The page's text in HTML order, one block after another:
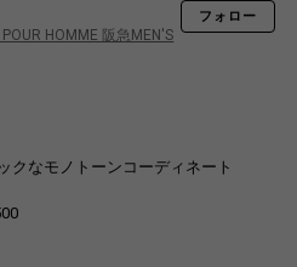
HOMME 阪急MEN'S
フォロー
クなモノトーンコーディネート